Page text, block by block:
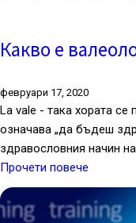
Какво е
февруари 17, 2020
La vale - така хората се
означава „да бъдеш
здравословния начин
Прочети повече